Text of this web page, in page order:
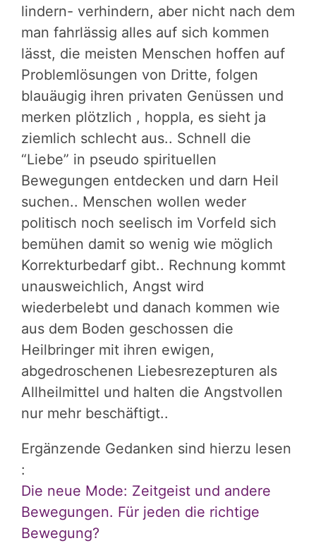
lindern- verhindern, aber nicht nach dem
man fahrlässig alles auf sich kommen
lässt, die meisten Menschen hoffen auf
Problemlösungen von Dritte, folgen
blauäugig ihren privaten Genüssen und
merken plötzlich , hoppla, es sieht ja
ziemlich schlecht aus.. Schnell die
“Liebe” in pseudo spirituellen
Bewegungen entdecken und darn Heil
suchen.. Menschen wollen weder
politisch noch seelisch im Vorfeld sich
bemühen damit so wenig wie möglich
Korrekturbedarf gibt.. Rechnung kommt
unausweichlich, Angst wird
wiederbelebt und danach kommen wie
aus dem Boden geschossen die
Heilbringer mit ihren ewigen,
abgedroschenen Liebesrezepturen als
Allheilmittel und halten die Angstvollen
nur mehr beschäftigt..
Ergänzende Gedanken sind hierzu lesen
:
Die neue Mode: Zeitgeist und andere
Bewegungen. Für jeden die richtige
Bewegung?